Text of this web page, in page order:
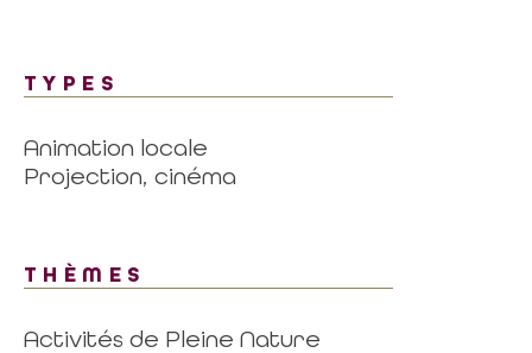
TYPES
Animation locale
Projection, cinéma
THÈMES
Activités de Pleine Nature